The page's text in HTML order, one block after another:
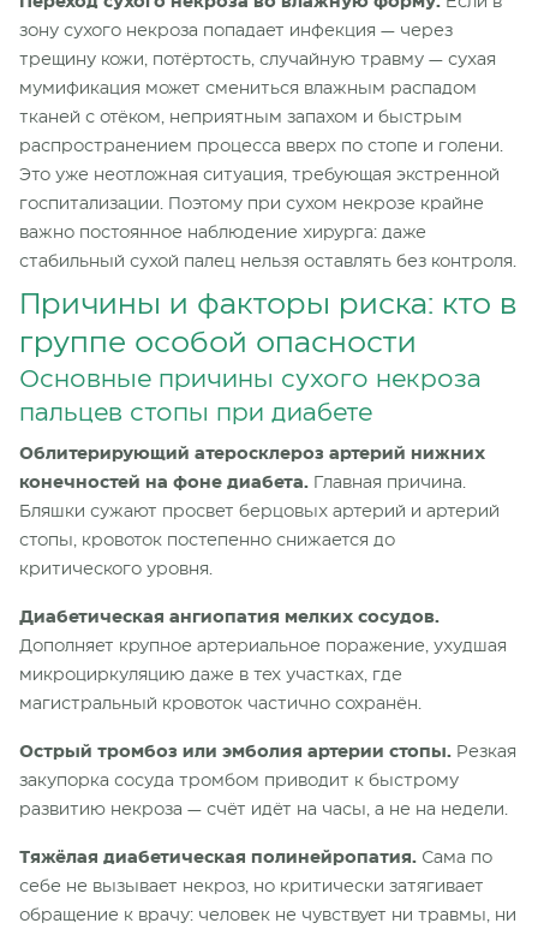
зону сухого некроза попадает инфекция — через
трещину кожи, потёртость, случайную травму — сухая
мумификация может смениться влажным распадом
тканей с отёком, неприятным запахом и быстрым
распространением процесса вверх по стопе и голени.
Это уже неотложная ситуация, требующая экстренной
госпитализации. Поэтому при сухом некрозе крайне
важно постоянное наблюдение хирурга: даже
стабильный сухой палец нельзя оставлять без контроля.
Причины и факторы риска: кто в
группе особой опасности
Основные причины сухого некроза
пальцев стопы при диабете
Облитерирующий атеросклероз артерий нижних
конечностей на фоне диабета. Главная причина.
Бляшки сужают просвет берцовых артерий и артерий
стопы, кровоток постепенно снижается до
критического уровня.
Диабетическая ангиопатия мелких сосудов.
Дополняет крупное артериальное поражение, ухудшая
микроциркуляцию даже в тех участках, где
магистральный кровоток частично сохранён.
Острый тромбоз или эмболия артерии стопы. Резкая
закупорка сосуда тромбом приводит к быстрому
развитию некроза — счёт идёт на часы, а не на недели.
Тяжёлая диабетическая полинейропатия. Сама по
себе не вызывает некроз, но критически затягивает
обращение к врачу: человек не чувствует ни травмы, ни